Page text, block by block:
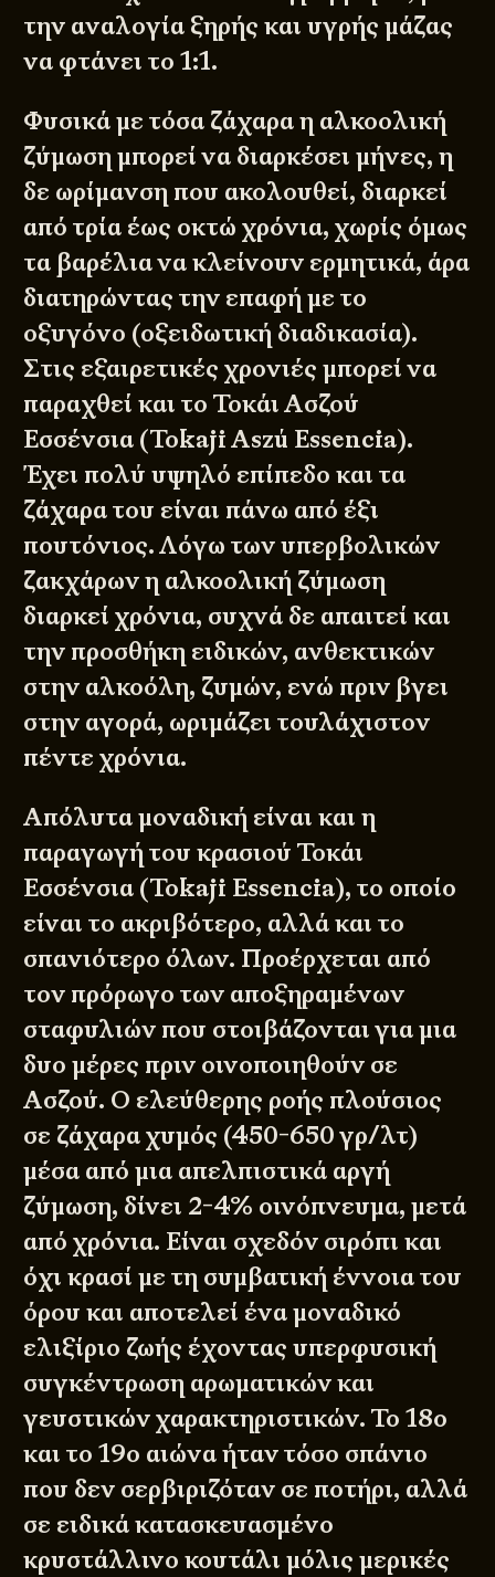
την αναλογία ξηρής και υγρής μάζας
να φτάνει το 1:1.
Φυσικά με τόσα ζάχαρα η αλκοολική
ζύμωση μπορεί να διαρκέσει μήνες, η
δε ωρίμανση που ακολουθεί, διαρκεί
από τρία έως οκτώ χρόνια, χωρίς όμως
τα βαρέλια να κλείνουν ερμητικά, άρα
διατηρώντας την επαφή με το
οξυγόνο (οξειδωτική διαδικασία).
Στις εξαιρετικές χρονιές μπορεί να
παραχθεί και το Τοκάι Ασζού
Εσσένσια (Tokaji Aszú Essencia).
Έχει πολύ υψηλό επίπεδο και τα
ζάχαρα του είναι πάνω από έξι
πουτόνιος. Λόγω των υπερβολικών
ζακχάρων η αλκοολική ζύμωση
διαρκεί χρόνια, συχνά δε απαιτεί και
την προσθήκη ειδικών, ανθεκτικών
στην αλκοόλη, ζυμών, ενώ πριν βγει
στην αγορά, ωριμάζει τουλάχιστον
πέντε χρόνια.
Απόλυτα μοναδική είναι και η
παραγωγή του κρασιού Τοκάι
Εσσένσια (Tokaji Essencia), το οποίο
είναι το ακριβότερο, αλλά και το
σπανιότερο όλων. Προέρχεται από
τον πρόρωγο των αποξηραμένων
σταφυλιών που στοιβάζονται για μια
δυο μέρες πριν οινοποιηθούν σε
Ασζού. Ο ελεύθερης ροής πλούσιος
σε ζάχαρα χυμός (450-650 γρ/λτ)
μέσα από μια απελπιστικά αργή
ζύμωση, δίνει 2-4% οινόπνευμα, μετά
από χρόνια. Είναι σχεδόν σιρόπι και
όχι κρασί με τη συμβατική έννοια του
όρου και αποτελεί ένα μοναδικό
ελιξίριο ζωής έχοντας υπερφυσική
συγκέντρωση αρωματικών και
γευστικών χαρακτηριστικών. Το 18ο
και το 19ο αιώνα ήταν τόσο σπάνιο
που δεν σερβιριζόταν σε ποτήρι, αλλά
σε ειδικά κατασκευασμένο
κρυστάλλινο κουτάλι μόλις μερικές